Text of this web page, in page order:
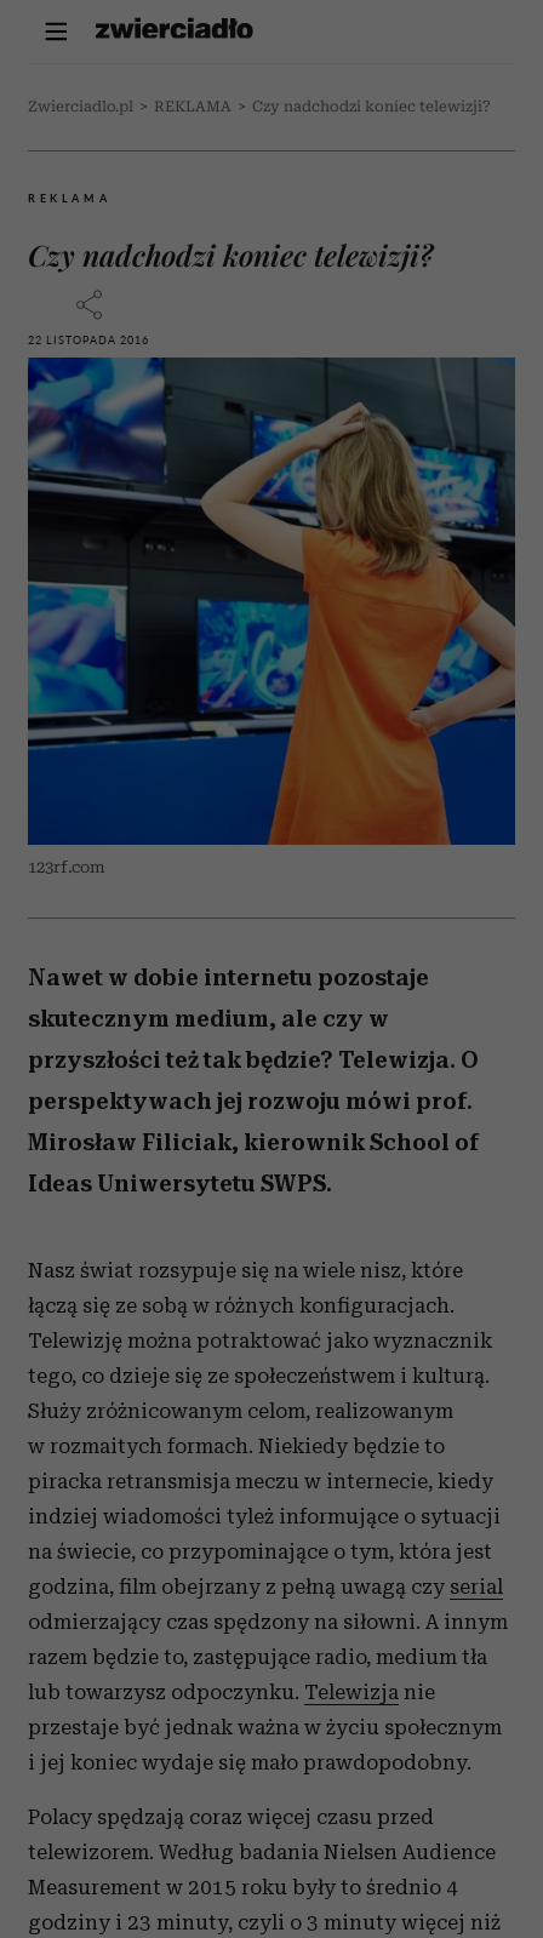
Zwierciadlo.pl > REKLAMA > Czy nadchodzi koniec telewizji?
REKLAMA
Czy nadchodzi koniec telewizji?
22 LISTOPADA 2016
123rf.com
Nawet w dobie internetu pozostaje
skutecznym medium, ale czy w
przyszłości też tak będzie? Telewizja. O
perspektywach jej rozwoju mówi prof.
Mirosław Filiciak, kierownik School of
Ideas Uniwersytetu SWPS.
Nasz świat rozsypuje się na wiele nisz, które
łączą się ze sobą w różnych konfiguracjach.
Telewizję można potraktować jako wyznacznik
tego, co dzieje się ze społeczeństwem i kulturą.
Służy zróżnicowanym celom, realizowanym
w rozmaitych formach. Niekiedy będzie to
piracka retransmisja meczu w internecie, kiedy
indziej wiadomości tyleż informujące o sytuacji
na świecie, co przypominające o tym, która jest
godzina, film obejrzany z pełną uwagą czy serial
odmierzający czas spędzony na siłowni. A innym
razem będzie to, zastępujące radio, medium tła
lub towarzysz odpoczynku. Telewizja nie
przestaje być jednak ważna w życiu społecznym
i jej koniec wydaje się mało prawdopodobny.
Polacy spędzają coraz więcej czasu przed
telewizorem. Według badania Nielsen Audience
Measurement w 2015 roku były to średnio 4
godziny i 23 minuty, czyli o 3 minuty więcej niż